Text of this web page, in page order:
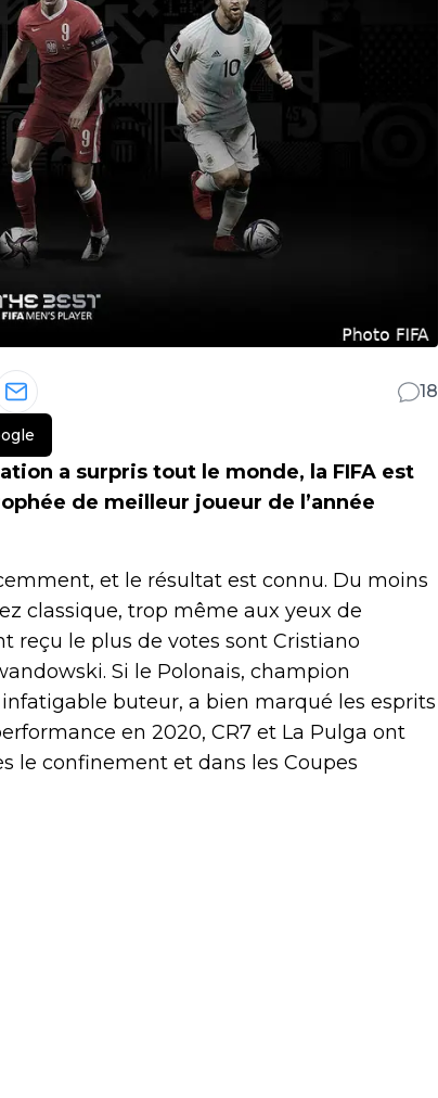
18
a surpris tout le monde, la FIFA est
de meilleur joueur de l’année
et le résultat est connu. Du moins
classique, trop même aux yeux de
reçu le plus de votes sont Cristiano
Si le Polonais, champion
buteur, a bien marqué les esprits
en 2020, CR7 et La Pulga ont
le confinement et dans les Coupes